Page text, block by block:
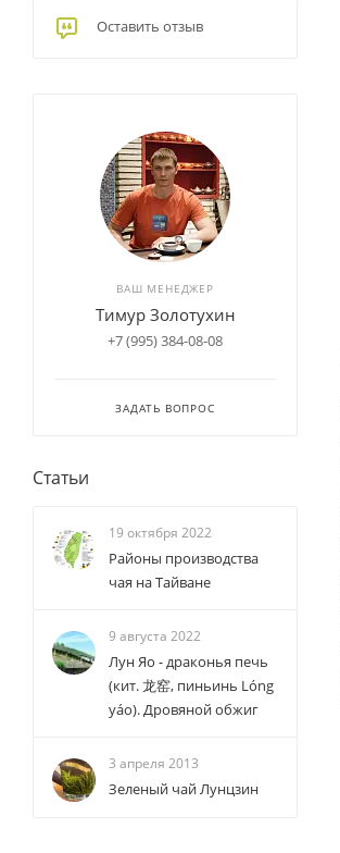
Оставить отзыв
ВАШ МЕНЕДЖЕР
Тимур Золотухин
+7 (995) 384-08-08
ЗАДАТЬ ВОПРОС
Статьи
19 октября 2022
Районы производства
чая на Тайване
9 августа 2022
Лун Яо - драконья печь
(кит. 龙窑, пиньинь Lóng
yáo). Дровяной обжиг
3 апреля 2013
Зеленый чай Лунцзин